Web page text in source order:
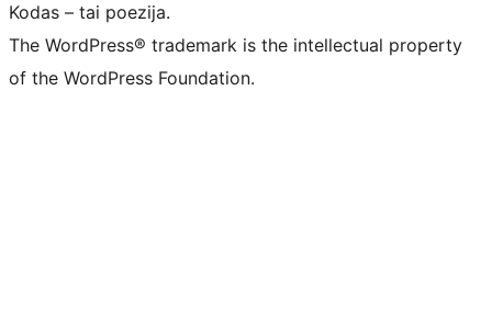
Kodas – tai poezija.
The WordPress® trademark is the intellectual property
of the WordPress Foundation.